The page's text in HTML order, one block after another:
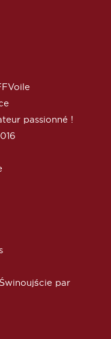
passionné !
par